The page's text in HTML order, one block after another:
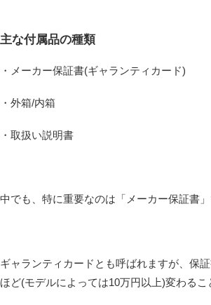
主な付属品の種類
・メーカー保証書(ギャランティカード)
・外箱/内箱
・取扱い説明書
中でも、特に重要なのは「メーカー保証書」
ギャランティカードとも呼ばれますが、保
ほど(モデルによっては10万円以上)変わるこ